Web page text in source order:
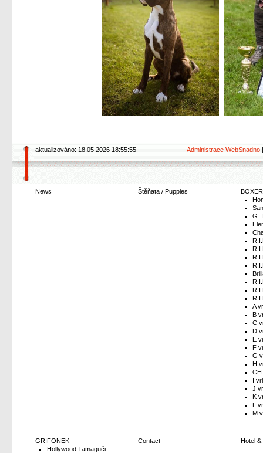
Administrace WebSnadno
aktualizováno: 18.05.2026 18:55:55
News Štěňata / Puppies
BOXER
G.
A
B
C
D
E
F
G
H
I
J
K
L
M
GRIFONEK
Hollywood Tamaguči
Contact Hotel